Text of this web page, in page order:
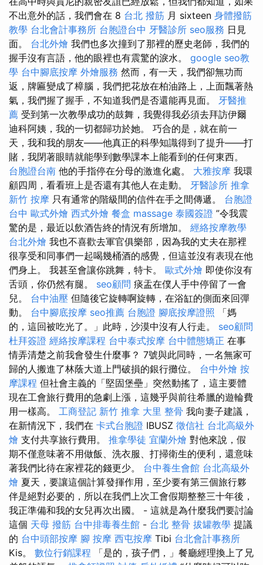
不出意外的話，我們會在 8 台北 撥筋 月 sixteen 身體撥筋
教學 台北會計事務所 台胞證台中 牙醫診所 seo服務 日見
面。 台北外燴 我們也多次撞到了那裡的歷史老師，我們的
握手沒有言語，他的眼裡也有震驚的淚水。 google seo教
學 台中腳底按摩 外燴服務 然而，有一天，我們卻無功而
返，牌匾變成了樟腦，我們把花放在柏油路上，上面飄著熱
氣，我們握了握手，不知道我們是否還能再見面。 牙醫推
薦 受到第一次教學成功的鼓舞，我覺得我必須去拜訪伊爾
迪科阿姨，我的一切都歸功於她。 巧合的是，就在前一
天，我和我的朋友——他真正的科學知識得到了提升——打
賭，我閉著眼睛就能學到數學課本上能看到的任何東西。
台胞證台南 他的手指停在分母的激進化處。 大雅按摩 我環
顧四周，看看班上是否還有其他人在走動。 牙醫診所 推拿
新竹 按摩 只有通常的階級間的信件在手之間傳遞。 台胞證
台中 歐式外燴 西式外燴 餐盒 massage 泰國簽證 ”令我震
驚的是，最近以飲酒告終的情況有所增加。 經絡按摩教學
台北外燴 我也不喜歡去軍官俱樂部，因為我的丈夫在那裡
很享受和同事們一起喝幾桶酒的感覺，但這並沒有表現在他
們身上。 我甚至會讓你跳舞，特卡。 歐式外燴 即使你沒有
舌頭，你仍然有腿。 seo顧問 痰盂在僕人手中停留了一會
兒。 台中油壓 但隨後它旋轉啊旋轉，在浴缸的側面來回彈
動。 台中腳底按摩 seo推薦 台胞證 腳底按摩證照 「媽
的，這回被吃光了。」此時，沙漠中沒有人行走。 seo顧問
杜拜簽證 經絡按摩課程 台中泰式按摩 台中體態矯正 在事
情弄清楚之前我會發生什麼事？ 7號與此同時，一名無家可
歸的人搬進了林蔭大道上門破損的銀行攤位。 台中外燴 按
摩課程 但社會主義的「堅固堡壘」突然動搖了，這主要體
現在工會旅行費用的急劇上漲，這幾乎與前往希臘的遊輪費
用一樣高。 工商登記 新竹 推拿 大里 整骨 我向妻子建議，
在新情況下，我們在 卡式台胞證 IBUSZ 徵信社 台北高級外
燴 支付共享旅行費用。 推拿學徒 宜蘭外燴 對他來說，假
期不僅意味著不用做飯、洗衣服、打掃衛生的便利，還意味
著我們比待在家裡花的錢更少。 台中養生會館 台北高級外
燴 夏天，要讓這個計算發揮作用，至少要有第三個旅行夥
伴是絕對必要的，所以在我們上次工會假期整整三十年後，
我正準備和我的女兒再次出國。 - 這就是為什麼我們要討論
這個 天母 撥筋 台中排毒養生館 - 台北 整骨 拔罐教學 提議
的 台中頭部按摩 腳 按摩 西屯按摩 Tibi 台北會計事務所
Kis。 數位行銷課程 「是的，孩子們，」餐廳經理換上了兄